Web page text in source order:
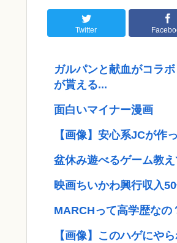
Twitter
ガルパンと献血がコラ
が貰える...
面白いマイナー漫画
【画像】安心系JCが作
盆休み遊べるゲーム教え
映画ちいかわ興行収入
MARCHって高学歴なの
【画像】このハゲにや